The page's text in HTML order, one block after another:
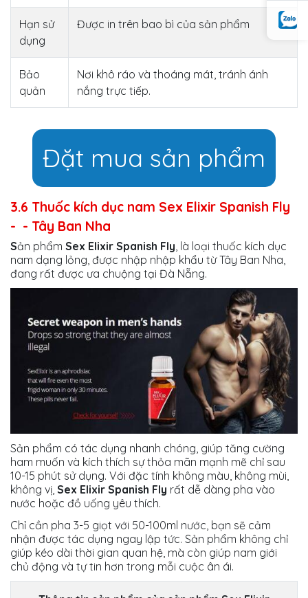
Hạn sử
dụng
Được in trên bao bì của sản phẩm
Bảo
quản
Nơi khô ráo và thoáng mát, tránh ánh
nắng trực tiếp.
Đặt mua sản phẩm
3.6 Thuốc kích dục nam Sex Elixir Spanish Fly
- - Tây Ban Nha
Sản phẩm Sex Elixir Spanish Fly , là loại thuốc kích dục
nam dạng lỏng, được nhập nhập khẩu từ Tây Ban Nha,
đang rất được ưa chuộng tại Đà Nẵng.
Sản phẩm có tác dụng nhanh chóng, giúp tăng cường
ham muốn và kích thích sự thỏa mãn mạnh mẽ chỉ sau
10-15 phút sử dụng. Với đặc tính không màu, không mùi,
không vị, Sex Elixir Spanish Fly rất dễ dàng pha vào
nước hoặc đồ uống yêu thích.
Chỉ cần pha 3-5 giọt với 50-100ml nước, bạn sẽ cảm
nhận được tác dụng ngay lập tức. Sản phẩm không chỉ
giúp kéo dài thời gian quan hệ, mà còn giúp nam giới
chủ động và tự tin hơn trong mỗi cuộc ân ái.